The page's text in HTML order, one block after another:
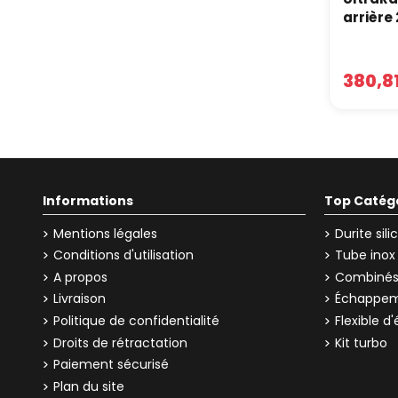
Non.
C’est
Une
vont
en
arrière
Informations
Mentions légales
Conditions d'utilisation
A propos
Livraison
Politique de confidentialité
Droits de rétractation
Paiement sécurisé
Plan du site
Top
Durite
Tube inox
Flexible
Kit turbo